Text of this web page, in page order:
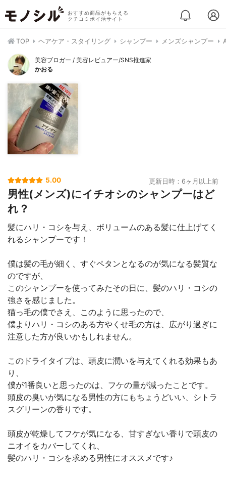
おすすめ商品がもらえる
クチコミポイ活サイト
TOP ヘアケア・スタイリング シャンプー メンズシャンプー
美容ブロガー / 美容レビュアー/SNS推進家
かおる
5.00 更新日時：6ヶ月以上前
男性(メンズ)にイチオシのシャンプーはど
れ？
髪にハリ・コシを与え、ボリュームのある髪に仕上げてく
れるシャンプーです！
僕は髪の毛が細く、すぐペタンとなるのが気になる髪質な
のですが、
このシャンプーを使ってみたその日に、髪のハリ・コシの
強さを感じました。
猫っ毛の僕でさえ、このように思ったので、
僕よりハリ・コシのある方やくせ毛の方は、広がり過ぎに
注意した方が良いかもしれません。
このドライタイプは、頭皮に潤いを与えてくれる効果もあ
り、
僕が1番良いと思ったのは、フケの量が減ったことです。
頭皮の臭いが気になる男性の方にもちょうどいい、シトラ
スグリーンの香りです。
頭皮が乾燥してフケが気になる、甘すぎない香りで頭皮の
ニオイをカバーしてくれ、
髪のハリ・コシを求める男性にオススメです♪